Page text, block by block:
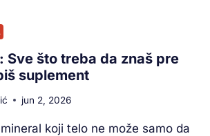
Sve što treba da znaš pre
suplement
jun 2, 2026
koji telo ne može samo da